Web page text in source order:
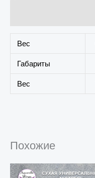
Вес
Габариты
Вес
Похожие